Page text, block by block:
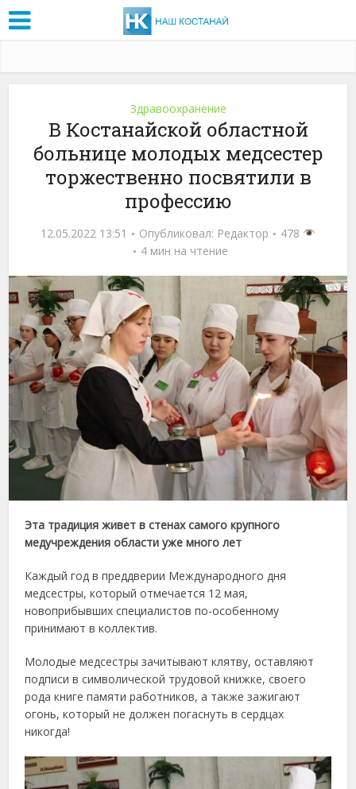
Здравоохранение
В Костанайской областной
больнице молодых медсестер
торжественно посвятили в
профессию
12.05.2022 13:51 Опубликовал: Редактор
478
4 мин на чтение
Эта традиция живет в стенах самого крупного
медучреждения области уже много лет
Каждый год в преддверии Международного дня
медсестры, который отмечается 12 мая,
новоприбывших специалистов по-особенному
принимают в коллектив.
Молодые медсестры зачитывают клятву, оставляют
подписи в символической трудовой книжке, своего
рода книге памяти работников, а также зажигают
огонь, который не должен погаснуть в сердцах
никогда!